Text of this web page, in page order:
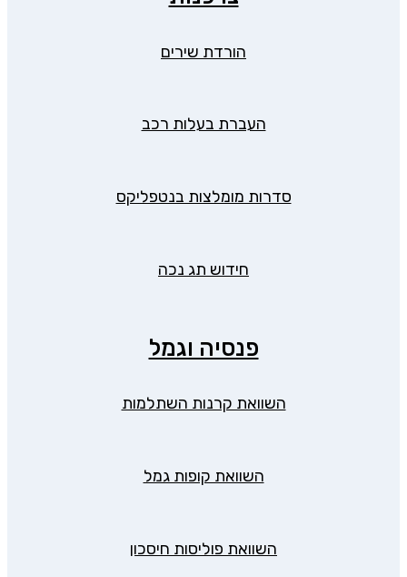
הורדת שירים
העברת בעלות רכב
סדרות מומלצות בנטפליקס
חידוש תג נכה
פנסיה וגמל
השוואת קרנות השתלמות
השוואת קופות גמל
השוואת פוליסות חיסכון